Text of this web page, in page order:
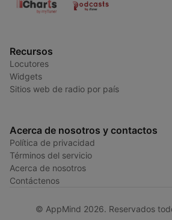
Recursos
Locutores
Widgets
Sitios web de radio por país
Acerca de nosotros y contactos
Política de privacidad
Términos del servicio
Acerca de nosotros
Contáctenos
© AppMind 2026. Reservados